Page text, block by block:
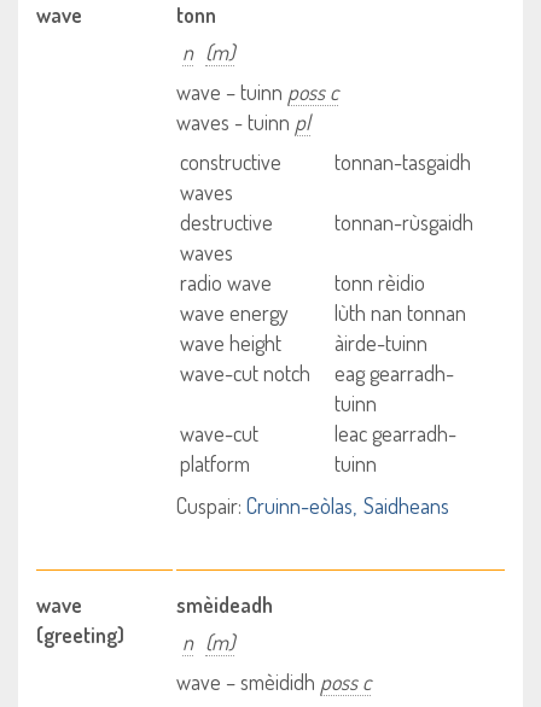
wave
tonn
n (m)
wave – tuinn poss c
waves - tuinn pl
constructive
waves
tonnan-tasgaidh
destructive
waves
tonnan-rùsgaidh
radio wave
tonn rèidio
wave energy
lùth nan tonnan
wave height
àirde-tuinn
wave-cut notch
eag gearradh-
tuinn
wave-cut
platform
leac gearradh-
tuinn
Cuspair: Cruinn-eòlas Saidheans
wave
(greeting)
smèideadh
n (m)
wave – smèididh poss c